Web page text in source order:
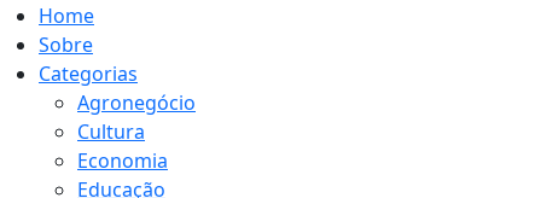
Home
Sobre
Categorias
Agronegócio
Cultura
Economia
Educação